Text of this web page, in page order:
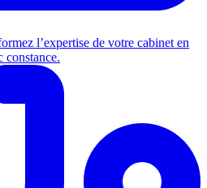
l’expertise de votre cabinet en
constance.